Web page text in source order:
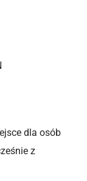
dla osób
z